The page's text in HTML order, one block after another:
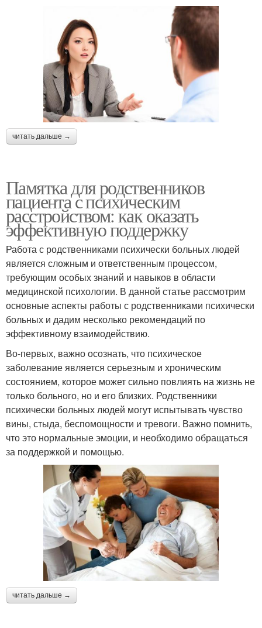
читать дальше →
Памятка для родственников
пациента с психическим
расстройством: как оказать
эффективную поддержку
Работа с родственниками психически больных людей
является сложным и ответственным процессом,
требующим особых знаний и навыков в области
медицинской психологии. В данной статье рассмотрим
основные аспекты работы с родственниками психически
больных и дадим несколько рекомендаций по
эффективному взаимодействию.
Во-первых, важно осознать, что психическое
заболевание является серьезным и хроническим
состоянием, которое может сильно повлиять на жизнь не
только больного, но и его близких. Родственники
психически больных людей могут испытывать чувство
вины, стыда, беспомощности и тревоги. Важно помнить,
что это нормальные эмоции, и необходимо обращаться
за поддержкой и помощью.
читать дальше →